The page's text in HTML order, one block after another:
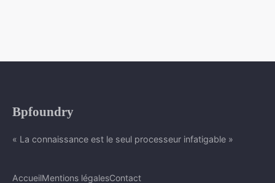
Bpfoundry
« La connaissance est le seul processeur infatigable »
AccueilMentions légalesContact